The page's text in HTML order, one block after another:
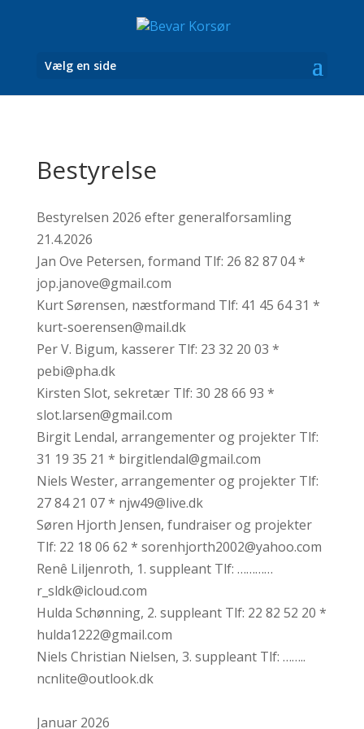
Vælg en side
Bestyrelse
Bestyrelsen 2026 efter generalforsamling
21.4.2026
Jan Ove Petersen, formand Tlf: 26 82 87 04 *
jop.janove@gmail.com
Kurt Sørensen, næstformand Tlf: 41 45 64 31 *
kurt-soerensen@mail.dk
Per V. Bigum, kasserer Tlf: 23 32 20 03 *
pebi@pha.dk
Kirsten Slot, sekretær Tlf: 30 28 66 93 *
slot.larsen@gmail.com
Birgit Lendal, arrangementer og projekter Tlf:
31 19 35 21 * birgitlendal@gmail.com
Niels Wester, arrangementer og projekter Tlf:
27 84 21 07 * njw49@live.dk
Søren Hjorth Jensen, fundraiser og projekter
Tlf: 22 18 06 62 * sorenhjorth2002@yahoo.com
Renê Liljenroth, 1. suppleant Tlf: …………
r_sldk@icloud.com
Hulda Schønning, 2. suppleant Tlf: 22 82 52 20 *
hulda1222@gmail.com
Niels Christian Nielsen, 3. suppleant Tlf: ……..
ncnlite@outlook.dk
Januar 2026